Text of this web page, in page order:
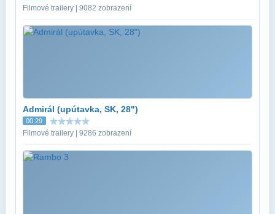
Filmové trailery | 9082 zobrazení
Admirál (upútavka, SK, 28")
00:29
Filmové trailery | 9286 zobrazení